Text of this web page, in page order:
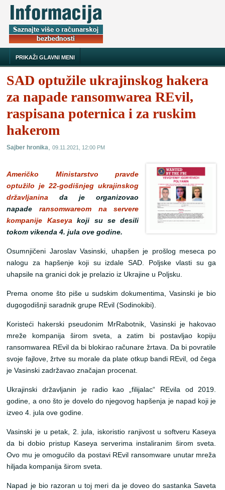
PRIKAŽI GLAVNI MENI
SAD optužile ukrajinskog hakera
za napade ransomwarea REvil,
raspisana poternica i za ruskim
hakerom
Sajber hronika,09.11.2021, 12:00 PM
Američko Ministarstvo pravde
optužilo je 22-godišnjeg ukrajinskog
državljanina
da je organizovao
napade
ransomwareom
na servere
kompanije Kaseya
koji su se desili
tokom vikenda 4. jula ove godine.
Osumnjičeni Jaroslav Vasinski, uhapšen je prošlog meseca po
nalogu za hapšenje koji su izdale SAD. Poljske vlasti su ga
uhapsile na granici dok je prelazio iz Ukrajine u Poljsku.
Prema onome što piše u sudskim dokumentima, Vasinski je bio
dugogodišnji saradnik grupe REvil (Sodinokibi).
Koristeći hakerski pseudonim MrRabotnik, Vasinski je hakovao
mreže kompanija širom sveta, a zatim bi postavljao kopiju
ransomwarea REvil da bi blokirao računare žrtava. Da bi povratile
svoje fajlove, žrtve su morale da plate otkup bandi REvil, od čega
je Vasinski zadržavao značajan procenat.
Ukrajinski državljanin je radio kao „filijalac“ REvila od 2019.
godine, a ono što je dovelo do njegovog hapšenja je napad koji je
izveo 4. jula ove godine.
Vasinski je u petak, 2. jula, iskoristio ranjivost u softveru Kaseya
da bi dobio pristup Kaseya serverima instaliranim širom sveta.
Ovo mu je omogućilo da postavi REvil ransomware unutar mreža
hiljada kompanija širom sveta.
Napad je bio razoran u toj meri da je doveo do sastanka Saveta